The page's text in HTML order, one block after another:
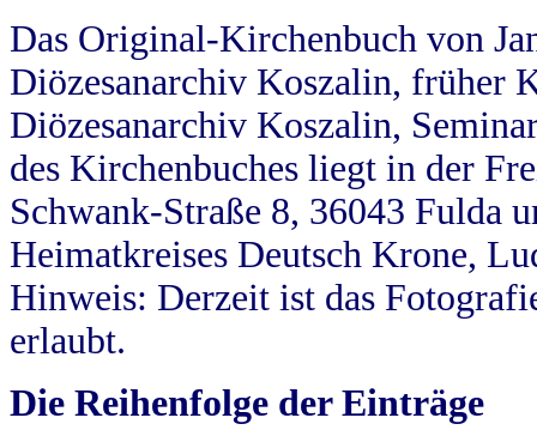
Das Original-Kirchenbuch von
Diözesanarchiv Koszalin, früher
Diözesanarchiv Koszalin,
des Kirchenbuches liegt in der
Schwank-Straße 8, 36043 Fulda
Heimatkreises Deutsch Krone,
Hinweis: Derzeit ist das
erlaubt.
Die Reihenfolge der Einträge